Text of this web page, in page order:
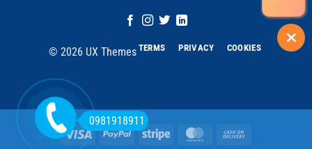
© 2026 UX Themes TERMS PRIVACY COOKIES
Visa PayPal Stripe MasterCard
0981918911